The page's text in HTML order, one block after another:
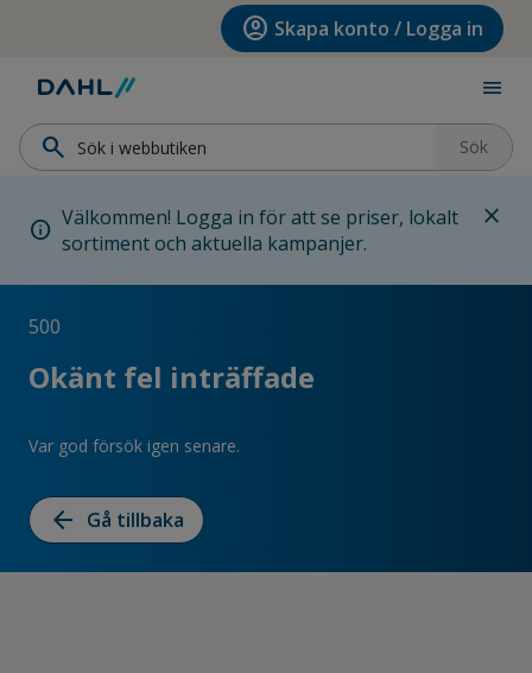
Hoppa till huvudinnehållet account_circle Skapa konto / Logga in
menu
search Sök
info Välkommen! Logga in för att se priser, lokalt
sortiment och aktuella kampanjer.
close
500
Okänt fel inträffade
Var god försök igen senare.
arrow_back Gå tillbaka